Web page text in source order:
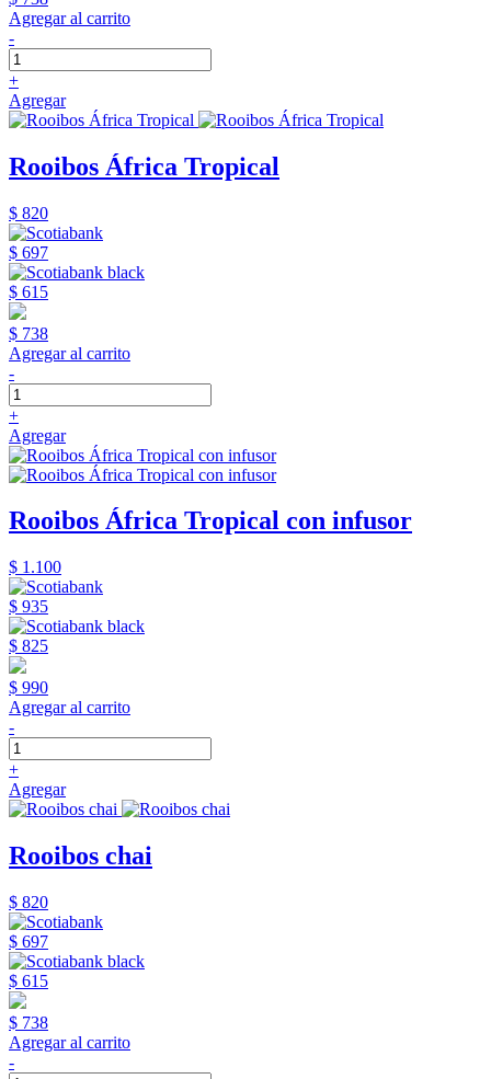
Agregar al carrito
-
+
Agregar
Rooibos África Tropical
$ 820
$ 697
$ 615
$ 738
Agregar al carrito
-
+
Agregar
Rooibos África Tropical con infusor
$ 1.100
$ 935
$ 825
$ 990
Agregar al carrito
-
+
Agregar
Rooibos chai
$ 820
$ 697
$ 615
$ 738
Agregar al carrito
-